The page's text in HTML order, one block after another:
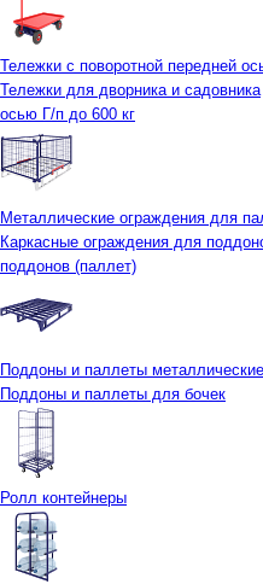
Тележки с поворотной передней
Тележки для дворника и садовника
осью Г/п до 600 кг
Металлические ограждения для
Каркасные ограждения для
поддонов (паллет)
Поддоны и паллеты металлические
Поддоны и паллеты для бочек
Ролл контейнеры